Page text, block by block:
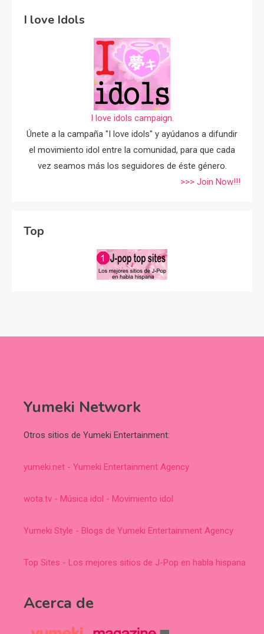
I love Idols
I love idols campaign.
Únete a la campaña "I love idols" y ayúdanos a difundir
el movimiento idol entre la comunidad, para que cada
vez seamos más los seguidores de éste género.
>>> Join Now!!!
Top
Yumeki Network
Otros sitios de Yumeki Entertainment:
yumeki.net - Yumeki Entertainment Agency
wota.tv - Música idol - Movimiento idol
Yumeki Style - Blogs de Yumeki Entertainment Agency
Top Sites - Los mejores sitios de J-Pop en habla hispana
Acerca de